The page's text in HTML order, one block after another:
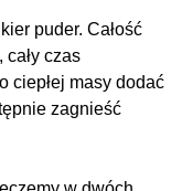
puder. Całość
czas
ciepłej masy dodać
zagnieść